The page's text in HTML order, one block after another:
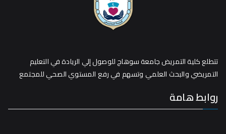
تتطلع كلية التمريض جامعة سوهاج للوصول إلي الريادة في التعليم
التمريضي والبحث العلمي وتسهم في رفع المستوي الصحي للمجتمع
روابط هامة